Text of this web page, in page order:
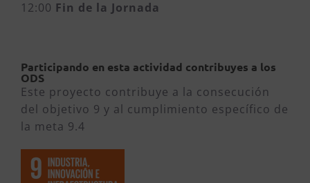
12:00 Fin de la Jornada
Participando en esta actividad contribuyes a los
ODS
Este proyecto contribuye a la consecución
del objetivo 9 y al cumplimiento específico de
la meta 9.4